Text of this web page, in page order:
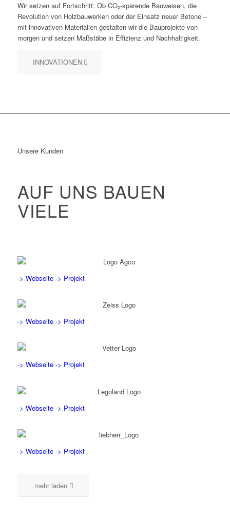
Wir setzen auf Fortschritt: Ob CO₂-sparende Bauweisen, die
Revolution von Holzbauwerken oder der Einsatz neuer Betone –
mit innovativen Materialien gestalten wir die Bauprojekte von
morgen und setzen Maßstäbe in Effizienz und Nachhaltigkeit.
INNOVATIONEN
Unsere Kunden
AUF UNS BAUEN
VIELE
-> Webseite -> Projekt
-> Webseite -> Projekt
-> Webseite -> Projekt
-> Webseite -> Projekt
-> Webseite -> Projekt
mehr laden